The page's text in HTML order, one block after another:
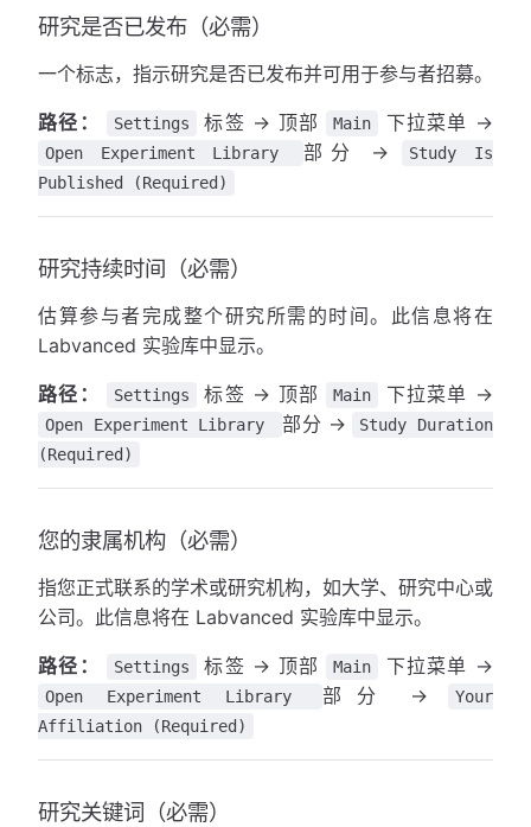
研究是否已发布（必需）
一个标志，指示研究是否已发布并可用于参与者招募。
路径： Settings 标签 → 顶部 Main 下拉菜单 →
Open Experiment Library 部分 →
Study Is
Published (Required)
研究持续时间（必需）
估算参与者完成整个研究所需的时间。此信息将在
Labvanced 实验库中显示。
路径： Settings 标签 → 顶部 Main 下拉菜单 →
Open Experiment Library 部分 →
Study Duration
(Required)
您的隶属机构（必需）
指您正式联系的学术或研究机构，如大学、研究中心或
公司。此信息将在 Labvanced 实验库中显示。
路径： Settings 标签 → 顶部 Main 下拉菜单 →
Open Experiment Library 部分 →
Your
Affiliation (Required)
研究关键词（必需）